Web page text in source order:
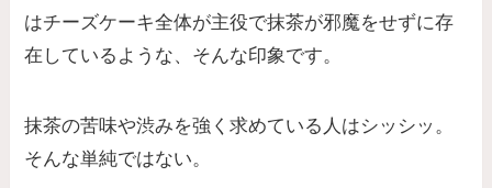
はチーズケーキ全体が主役で抹茶が邪魔をせずに存
在しているような、そんな印象です。
抹茶の苦味や渋みを強く求めている人はシッシッ。
そんな単純ではない。